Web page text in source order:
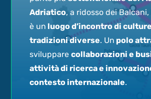
Adriatico, a ridosso dei
è un luogo d’incontro di
tradizioni diverse. Un polo
svilupparecollaborazioni e
attività di ricerca e
contesto internazionale.